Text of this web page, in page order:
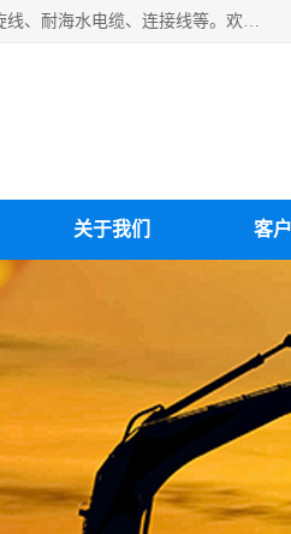
扬州市斯拜秀电缆厂专业生产：弹性电缆、弹簧电缆线、挂车螺旋线、螺旋电缆、弹簧线、螺旋线、耐海水电缆、连接线等。欢迎来电咨询！
关于我们 客